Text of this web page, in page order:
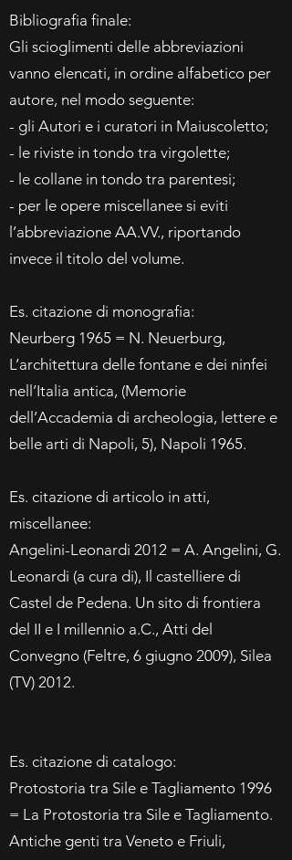
Bibliografia finale:
Gli scioglimenti delle abbreviazioni
vanno elencati, in ordine alfabetico per
autore, nel modo seguente:
- gli Autori e i curatori in Maiuscoletto;
- le riviste in tondo tra virgolette;
- le collane in tondo tra parentesi;
- per le opere miscellanee si eviti
l’abbreviazione AA.VV., riportando
invece il titolo del volume.
Es. citazione di monografia:
Neurberg 1965 = N. Neuerburg,
L’architettura delle fontane e dei ninfei
nell’Italia antica, (Memorie
dell’Accademia di archeologia, lettere e
belle arti di Napoli, 5), Napoli 1965.
Es. citazione di articolo in atti,
miscellanee:
Angelini-Leonardi 2012 = A. Angelini, G.
Leonardi (a cura di), Il castelliere di
Castel de Pedena. Un sito di frontiera
del II e I millennio a.C., Atti del
Convegno (Feltre, 6 giugno 2009), Silea
(TV) 2012.
Es. citazione di catalogo:
Protostoria tra Sile e Tagliamento 1996
= La Protostoria tra Sile e Tagliamento.
Antiche genti tra Veneto e Friuli,